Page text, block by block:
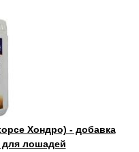
Хондро) - добавка
для лошадей